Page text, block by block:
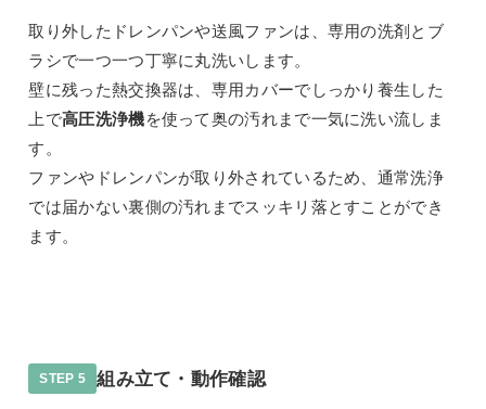
取り外したドレンパンや送風ファンは、専用の洗剤とブ
ラシで一つ一つ丁寧に丸洗いします。
壁に残った熱交換器は、専用カバーでしっかり養生した
上で高圧洗浄機を使って奥の汚れまで一気に洗い流しま
す。
ファンやドレンパンが取り外されているため、通常洗浄
では届かない裏側の汚れまでスッキリ落とすことができ
ます。
STEP 5 組み立て・動作確認